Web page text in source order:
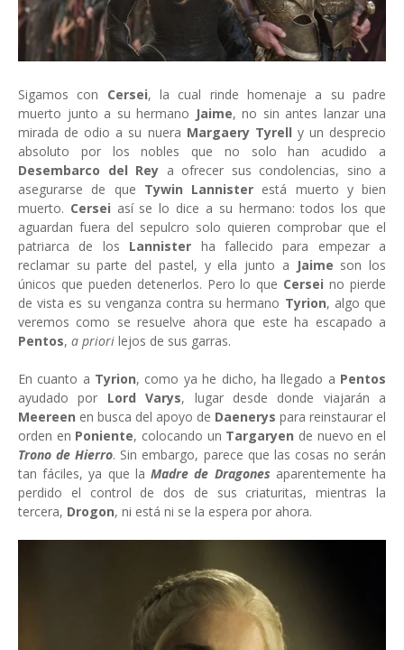
Sigamos con Cersei, la cual rinde homenaje a su padre
muerto junto a su hermano Jaime, no sin antes lanzar una
mirada de odio a su nuera Margaery Tyrell y un desprecio
absoluto por los nobles que no solo han acudido a
Desembarco del Rey a ofrecer sus condolencias, sino a
asegurarse de que Tywin Lannister está muerto y bien
muerto. Cersei así se lo dice a su hermano: todos los que
aguardan fuera del sepulcro solo quieren comprobar que el
patriarca de los Lannister ha fallecido para empezar a
reclamar su parte del pastel, y ella junto a Jaime son los
únicos que pueden detenerlos. Pero lo que Cerseino pierde
de vista es su venganza contra su hermano Tyrion, algo que
veremos como se resuelve ahora que este ha escapado a
Pentos, a priori lejos de sus garras.
En cuanto a Tyrion, como ya he dicho, ha llegado a Pentos
ayudado por Lord Varys, lugar desde donde viajarán a
Meereen en busca del apoyo de Daenerys para reinstaurar el
orden en Poniente, colocando un Targaryen de nuevo en el
Trono de Hierro. Sin embargo, parece que las cosas no serán
tan fáciles, ya que laMadre de Dragones aparentemente ha
perdido el control de dos de sus criaturitas, mientras la
tercera, Drogon, ni está ni se la espera por ahora.